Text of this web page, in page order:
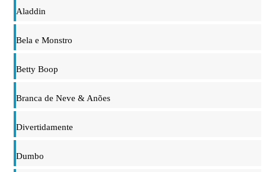
Aladdin
Bela e Monstro
Betty Boop
Branca de Neve & Anões
Divertidamente
Dumbo